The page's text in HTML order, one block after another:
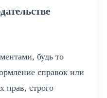
будь то
справок или
прав, строго